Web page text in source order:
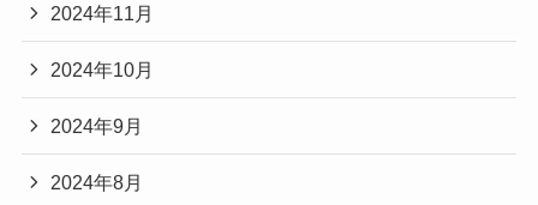
2024年11月
2024年10月
2024年9月
2024年8月